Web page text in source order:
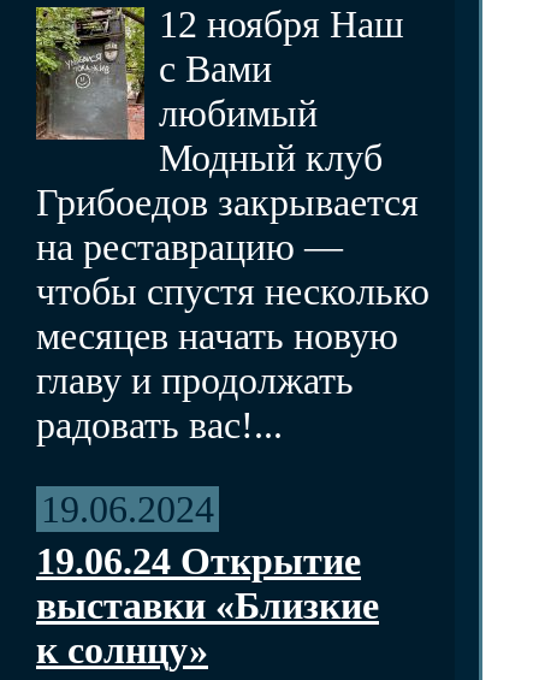
12 ноября Наш
с Вами
любимый
Модный клуб
Грибоедов закрывается
на реставрацию —
чтобы спустя несколько
месяцев начать новую
главу и продолжать
радовать вас!...
19.06.2024
19.06.24 Открытие
выставки «Близкие
к солнцу»